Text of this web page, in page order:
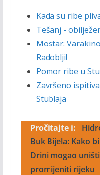
Kada su ribe
Tešanj -
Mostar:
Radoblji!
Pomor ribe u
Završeno
Stublaja
Pročitajte i:
Buk Bijela: Kako
Drini mogao
promijeniti rijeku